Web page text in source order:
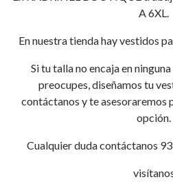
A 6XL.
En nuestra tienda hay vestidos
Si tu talla no encaja en
preocupes, diseñamos tu
contáctanos y te asesoraremos
opción.
Cualquier duda contáctanos